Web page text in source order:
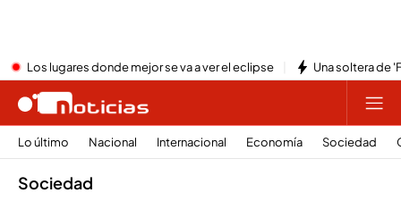
Los lugares donde mejor se va a ver el eclipse Una soltera de
Lo último Nacional Internacional Economía Sociedad
Sociedad